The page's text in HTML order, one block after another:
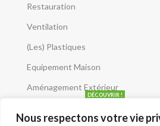
Nous respectons votre vie
Restauration
Ventilation
(Les) Plastiques
Equipement Maison
Aménagement Extérieur
DÉCOUVRIR !